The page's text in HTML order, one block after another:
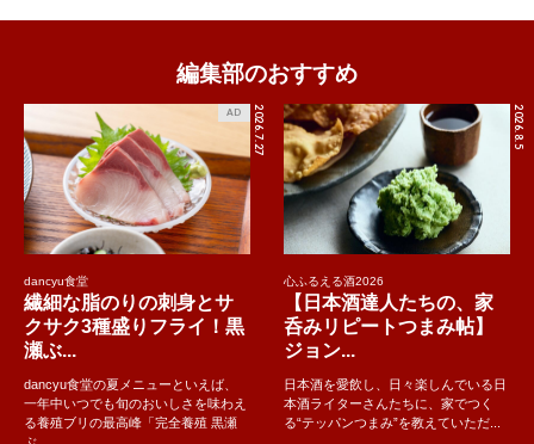
編集部のおすすめ
2026.7.27
AD
dancyu食堂
繊細な脂のりの刺身とサ
クサク3種盛りフライ！黒
瀬ぶ...
dancyu食堂の夏メニューといえば、
一年中いつでも旬のおいしさを味わえ
る養殖ブリの最高峰「完全養殖 黒瀬
2026.8.5
心ふるえる酒2026
【日本酒達人たちの、家
呑みリピートつまみ帖】
ジョン...
日本酒を愛飲し、日々楽しんでいる日
本酒ライターさんたちに、家でつく
る“テッパンつまみ”を教えていただ...